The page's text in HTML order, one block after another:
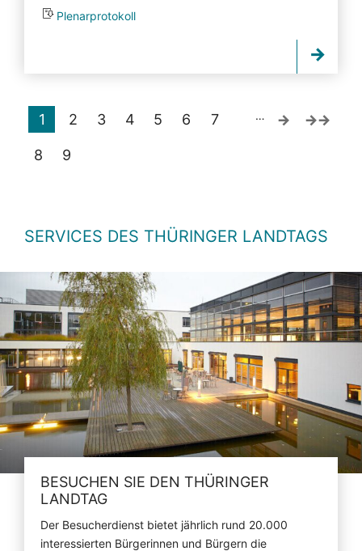
Plenarprotokoll
1 2 3 4 5 6 7
8 9
…
SERVICES DES THÜRINGER LANDTAGS
BESUCHEN SIE DEN THÜRINGER
LANDTAG
Der Besucherdienst bietet jährlich rund 20.000
interessierten Bürgerinnen und Bürgern die